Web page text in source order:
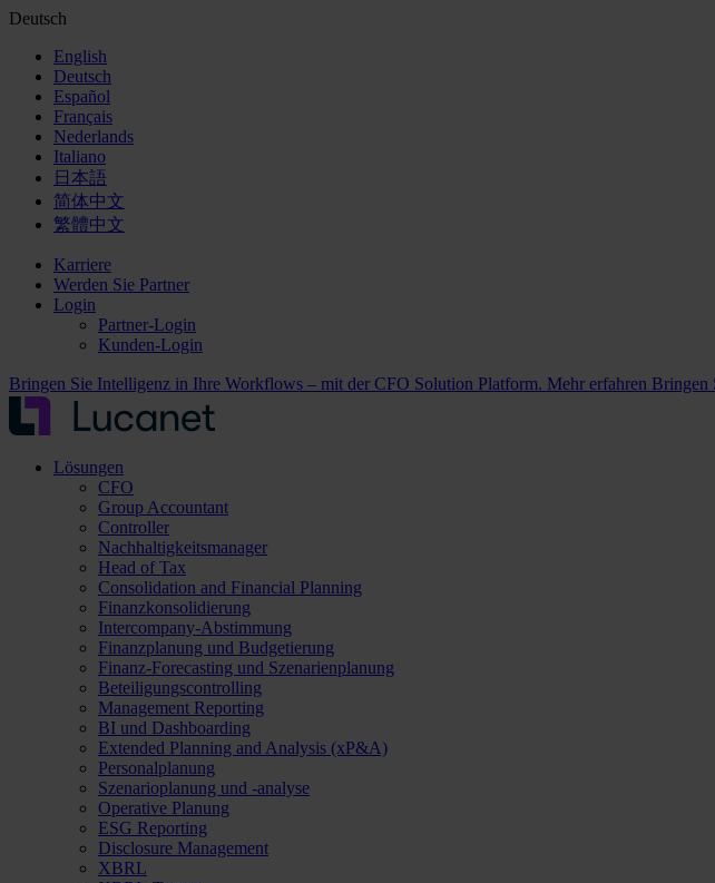
Deutsch
English
Deutsch
Español
Français
Nederlands
Italiano
日本語
简体中文
繁體中文
Karriere
Werden Sie Partner
Login
Partner-Login
Kunden-Login
Bringen Sie Intelligenz in Ihre Workflows – mit der CFO Solution Platform. Mehr erfahren Bringen
Lösungen
CFO
Group Accountant
Controller
Nachhaltigkeitsmanager
Head of Tax
Consolidation and Financial Planning
Finanzkonsolidierung
Intercompany-Abstimmung
Finanzplanung und Budgetierung
Finanz-Forecasting und Szenarienplanung
Beteiligungscontrolling
Management Reporting
BI und Dashboarding
Extended Planning and Analysis (xP&A)
Personalplanung
Szenarioplanung und -analyse
Operative Planung
ESG Reporting
Disclosure Management
XBRL